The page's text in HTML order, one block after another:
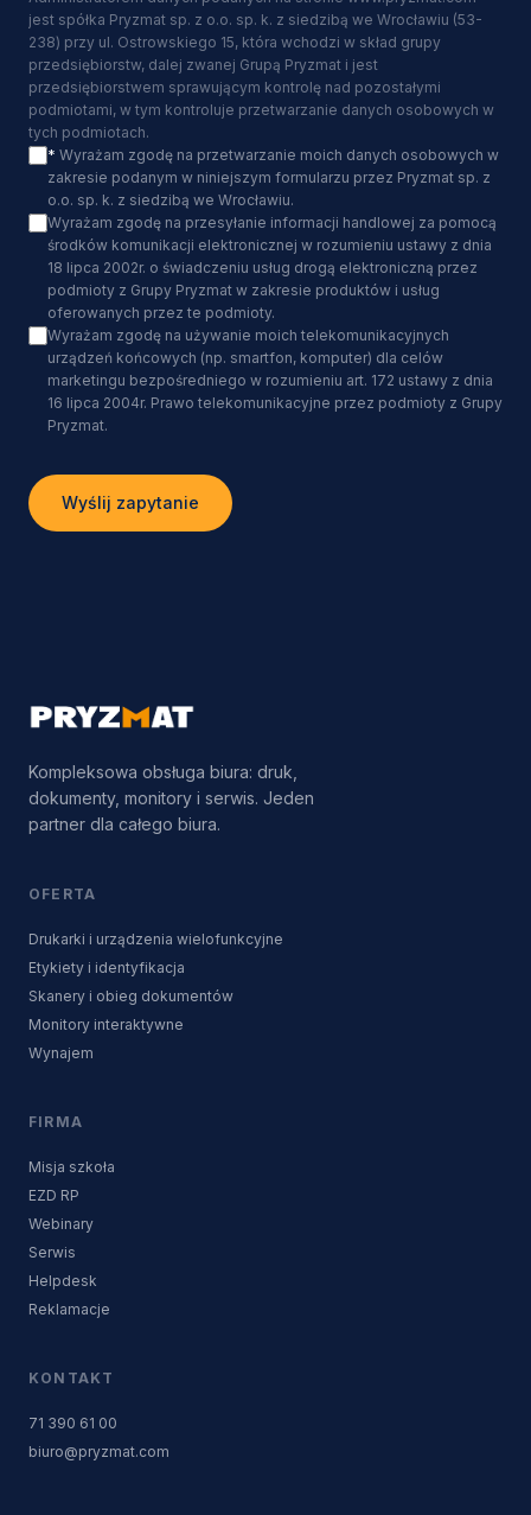
jest spółka Pryzmat sp. z o.o. sp. k. z siedzibą we Wrocławiu (53-
238) przy ul. Ostrowskiego 15, która wchodzi w skład grupy
przedsiębiorstw, dalej zwanej Grupą Pryzmat i jest
przedsiębiorstwem sprawującym kontrolę nad pozostałymi
podmiotami, w tym kontroluje przetwarzanie danych osobowych w
tych podmiotach.
* Wyrażam zgodę na przetwarzanie moich danych osobowych w
zakresie podanym w niniejszym formularzu przez Pryzmat sp. z
o.o. sp. k. z siedzibą we Wrocławiu.
Wyrażam zgodę na przesyłanie informacji handlowej za pomocą
środków komunikacji elektronicznej w rozumieniu ustawy z dnia
18 lipca 2002r. o świadczeniu usług drogą elektroniczną przez
podmioty z Grupy Pryzmat w zakresie produktów i usług
oferowanych przez te podmioty.
Wyrażam zgodę na używanie moich telekomunikacyjnych
urządzeń końcowych (np. smartfon, komputer) dla celów
marketingu bezpośredniego w rozumieniu art. 172 ustawy z dnia
16 lipca 2004r. Prawo telekomunikacyjne przez podmioty z Grupy
Pryzmat.
Wyślij zapytanie
Kompleksowa obsługa biura: druk,
dokumenty, monitory i serwis. Jeden
partner dla całego biura.
OFERTA
Drukarki i urządzenia wielofunkcyjne
Etykiety i identyfikacja
Skanery i obieg dokumentów
Monitory interaktywne
Wynajem
FIRMA
Misja szkoła
EZD RP
Webinary
Serwis
Helpdesk
Reklamacje
KONTAKT
71 390 61 00
biuro@pryzmat.com